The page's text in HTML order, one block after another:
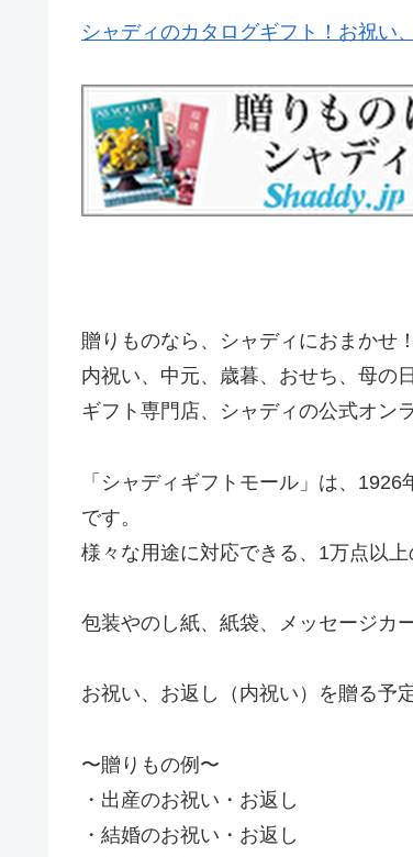
シャディのカタログギフト！お祝い
贈りものなら、シャディにおまかせ！
内祝い、中元、歳暮、おせち、母の
ギフト専門店、シャディの公式オン
「シャディギフトモール」は、
です。
様々な用途に対応できる、1万点以上
包装やのし紙、紙袋、メッセージカ
お祝い、お返し（内祝い）を贈る予
〜贈りもの例〜
・出産のお祝い・お返し
・結婚のお祝い・お返し